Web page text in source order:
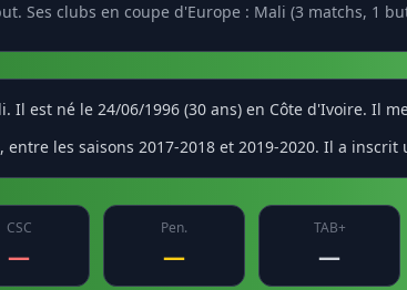
Ses clubs en coupe d'Europe : Mali (3 matchs, 1
est né le 24/06/1996 (30 ans) en Côte d'Ivoire. Il
les saisons 2017-2018 et 2019-2020. Il a inscrit
CSC
—
Pen.
—
TAB+
—